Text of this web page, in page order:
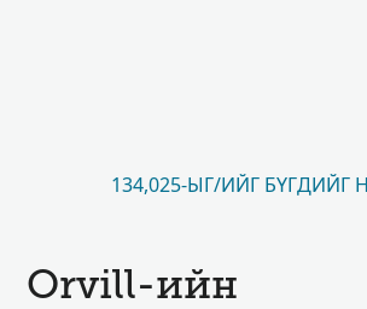
134,025-ЫГ/ИЙГ БҮГДИЙГ
Orvill-ийн